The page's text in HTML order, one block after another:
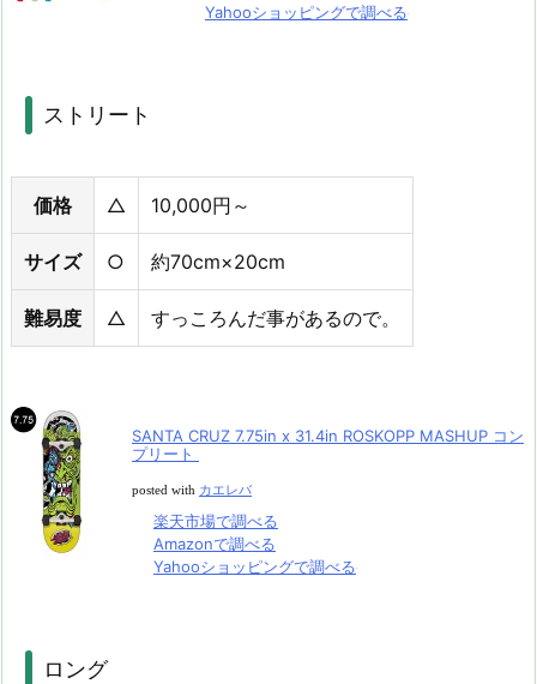
Yahooショッピングで調べる
ストリート
価格 △ 10,000円～
サイズ ○ 約70cm×20cm
難易度 △ すっころんだ事があるので。
SANTA CRUZ 7.75in x 31.4in ROSKOPP MASHUP コン
プリート
posted with カエレバ
楽天市場で調べる
Amazonで調べる
Yahooショッピングで調べる
ロング